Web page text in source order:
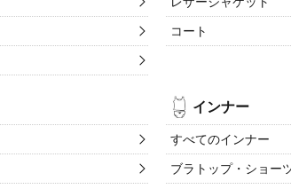
コート
インナー
すべてのインナー
ブラトップ・ショー